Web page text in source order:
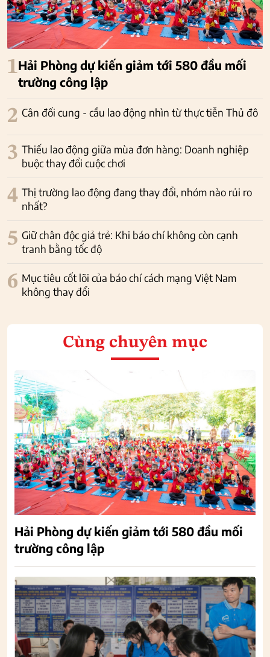
1Hải Phòng dự kiến giảm tới 580 đầu mối
trường công lập
2 Cân đối cung - cầu lao động nhìn từ thực tiễn Thủ đô
3 Thiếu lao động giữa mùa đơn hàng: Doanh nghiệp
buộc thay đổi cuộc chơi
4 Thị trường lao động đang thay đổi, nhóm nào rủi ro
nhất?
5 Giữ chân độc giả trẻ: Khi báo chí không còn cạnh
tranh bằng tốc độ
6 Mục tiêu cốt lõi của báo chí cách mạng Việt Nam
không thay đổi
Cùng chuyên mục
Hải Phòng dự kiến giảm tới 580 đầu mối
trường công lập